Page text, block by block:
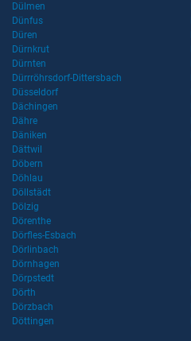
Dülmen
Dünfus
Düren
Dürnkrut
Dürnten
Dürrröhrsdorf-Dittersbach
Düsseldorf
Dächingen
Dähre
Däniken
Dättwil
Döbern
Döhlau
Döllstädt
Dölzig
Dörenthe
Dörfles-Esbach
Dörlinbach
Dörnhagen
Dörpstedt
Dörth
Dörzbach
Döttingen